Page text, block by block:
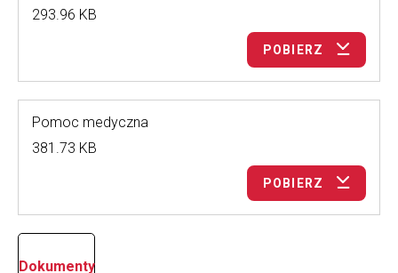
293.96 KB
POBIERZ
Pomoc medyczna
381.73 KB
POBIERZ
Dokumenty